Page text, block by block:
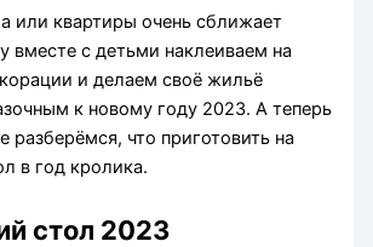
или квартиры очень сближает
вместе с детьми наклеиваем на
и делаем своё жильё
к новому году 2023. А теперь
разберёмся, что приготовить на
в год кролика.
стол 2023